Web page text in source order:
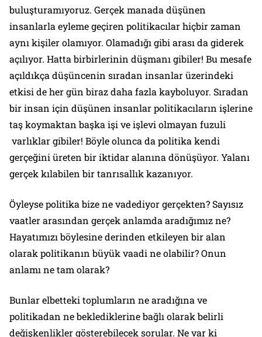
buluşturamıyoruz. Gerçek manada düşünen
insanlarla eyleme geçiren politikacılar hiçbir zaman
aynı kişiler olamıyor. Olamadığı gibi arası da giderek
açılıyor. Hatta birbirlerinin düşmanı gibiler! Bu mesafe
açıldıkça düşüncenin sıradan insanlar üzerindeki
etkisi de her gün biraz daha fazla kayboluyor. Sıradan
bir insan için düşünen insanlar politikacıların işlerine
taş koymaktan başka işi ve işlevi olmayan fuzuli
varlıklar gibiler! Böyle olunca da politika kendi
gerçeğini üreten bir iktidar alanına dönüşüyor. Yalanı
gerçek kılabilen bir tanrısallık kazanıyor.
Öyleyse politika bize ne vadediyor gerçekten? Sayısız
vaatler arasından gerçek anlamda aradığımız ne?
Hayatımızı böylesine derinden etkileyen bir alan
olarak politikanın büyük vaadi ne olabilir? Onun
anlamı ne tam olarak?
Bunlar elbetteki toplumların ne aradığına ve
politikadan ne beklediklerine bağlı olarak belirli
değişkenlikler gösterebilecek sorular. Ne var ki